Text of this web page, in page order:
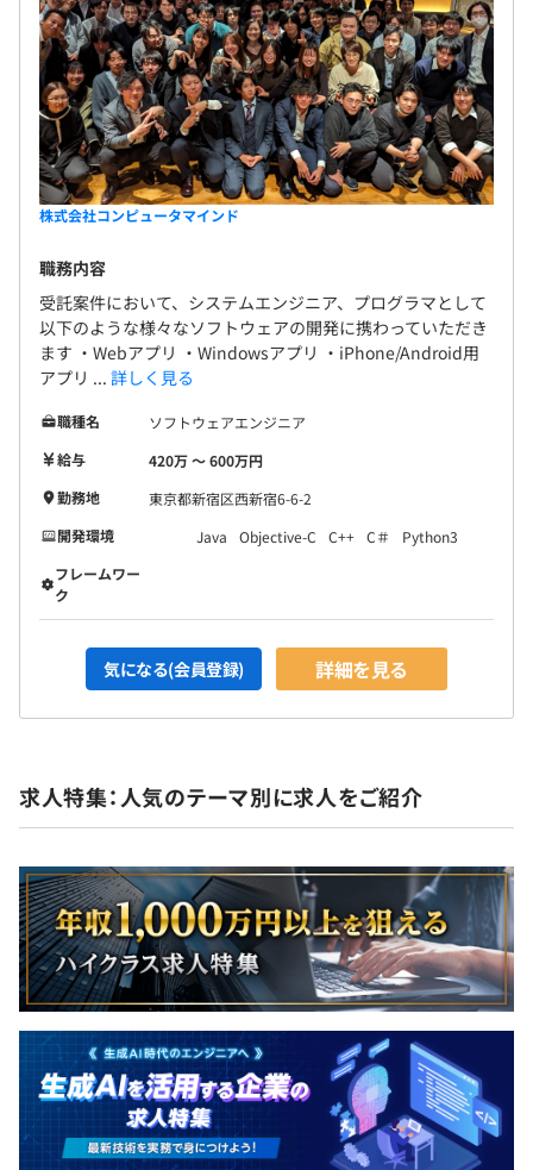
プロジェクトごとに2名～10名のチームへ分かれて開発を
行います。
株式会社コンピュータマインド
職務内容
受託案件において、システムエンジニア、プログラマとして
以下のような様々なソフトウェアの開発に携わっていただき
ます ・Webアプリ ・Windowsアプリ ・iPhone/Android用
アプリ ... 詳しく見る
職種名
ソフトウェアエンジニア
給与
420万 〜 600万円
勤務地
東京都新宿区西新宿6-6-2
開発環境
Java Objective-C C++ C＃
Python3
フレームワー
ク
気になる(会員登録) 詳細を見る
求人特集：人気のテーマ別に求人をご紹介